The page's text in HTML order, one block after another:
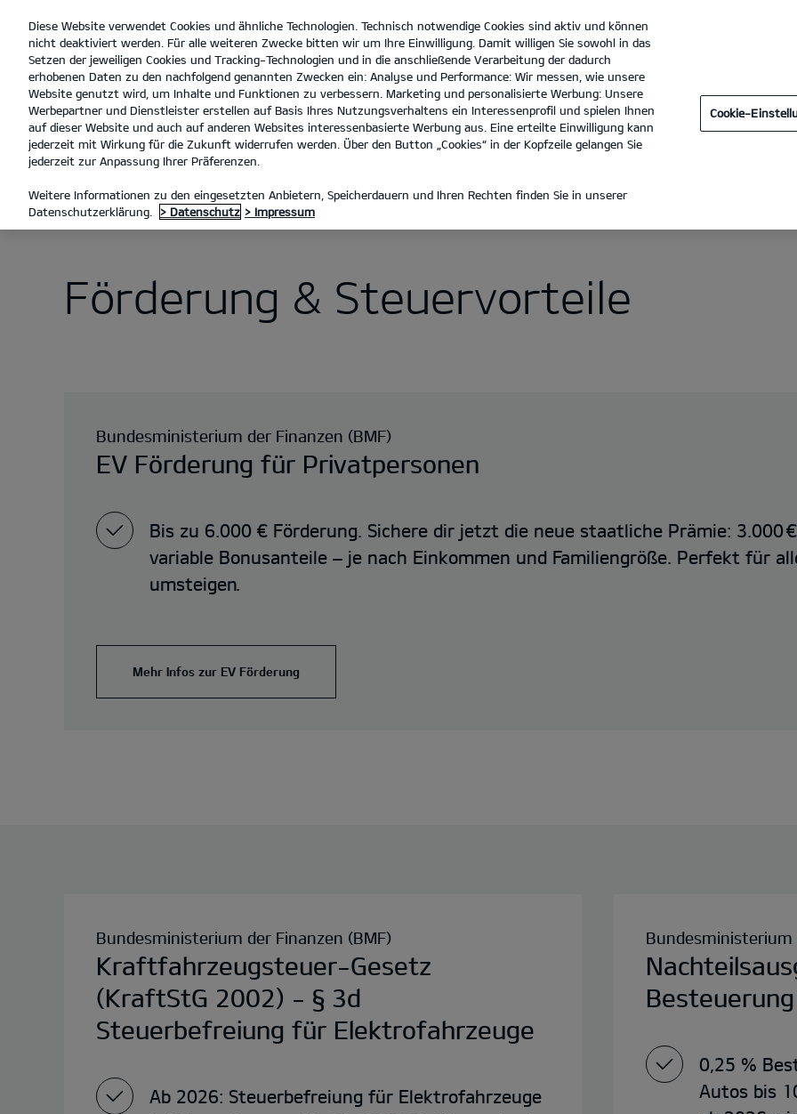
open
menu
Dürkop GmbH Filiale Berlin Rummelsburger Landstraße
Förderung & Steuervorteile
Bundesministerium der Finanzen (BMF)
EV Förderung für Privatpersonen
Bis zu 6.000 € Förderung. Sichere dir jetzt die neue staatliche Prämie: 3.000
variable Bonusanteile – je nach Einkommen und Familiengröße. Perfekt für
umsteigen.
Mehr Infos zur EV Förderung
Bundesministerium der Finanzen (BMF)
Kraftfahrzeugsteuer-Gesetz
(KraftStG 2002) - § 3d
Steuerbefreiung für Elektrofahrzeuge
Ab 2026: Steuerbefreiung für Elektrofahrzeuge
Bundesministerium
Besteuerung
0,25 %
Autos bis
Diese Website verwendet Cookies und ähnliche Technologien. Technisch notwendige Cookies sind aktiv und können
nicht deaktiviert werden. Für alle weiteren Zwecke bitten wir um Ihre Einwilligung. Damit willigen Sie sowohl in das
Setzen der jeweiligen Cookies und Tracking-Technologien und in die anschließende Verarbeitung der dadurch
erhobenen Daten zu den nachfolgend genannten Zwecken ein: Analyse und Performance: Wir messen, wie unsere
Website genutzt wird, um Inhalte und Funktionen zu verbessern. Marketing und personalisierte Werbung: Unsere
Werbepartner und Dienstleister erstellen auf Basis Ihres Nutzungsverhaltens ein Interessenprofil und spielen Ihnen
auf dieser Website und auch auf anderen Websites interessenbasierte Werbung aus. Eine erteilte Einwilligung kann
jederzeit mit Wirkung für die Zukunft widerrufen werden. Über den Button „Cookies“ in der Kopfzeile gelangen Sie
jederzeit zur Anpassung Ihrer Präferenzen.
Weitere Informationen zu den eingesetzten Anbietern, Speicherdauern und Ihren Rechten finden Sie in unserer
Datenschutzerklärung.
> Datenschutz > Impressum
Cookie-